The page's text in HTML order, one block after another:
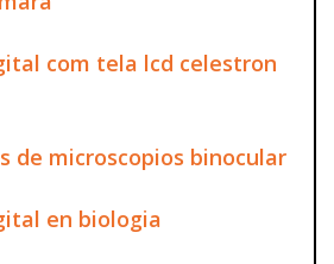
com tela lcd celestron
de microscopios binocular
en biologia